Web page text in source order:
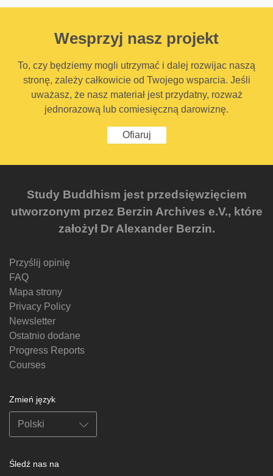
Wesprzyj nasz projekt
To, czy będziemy mogli utrzymać i dalej rozwijac naszą
stronę, zależy całkowicie od Twojego wsparcia. Jeśli
uważasz, że nasz materiał jest przydatny, rozważ
jednorazową lub comiesięczną darowiznę.
Ofiaruj
Study Buddhism jest przedsięwzięciem
utworzonym przez Berzin Archives e.V., które
założył Dr Alexander Berzin.
Przyślij opinię
FAQ
Mapa strony
Privacy Policy
Newsletter
Ostatnio dodane
Progress Reports
Courses
Zmień język
Śledź nas na